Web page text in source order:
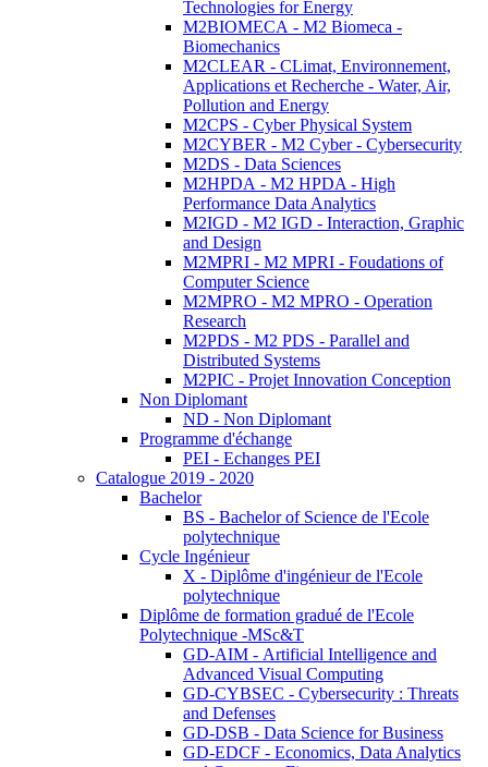
Technologies for Energy
M2BIOMECA - M2 Biomeca -
Biomechanics
M2CLEAR - CLimat, Environnement,
Applications et Recherche - Water, Air,
Pollution and Energy
M2CPS - Cyber Physical System
M2CYBER - M2 Cyber - Cybersecurity
M2DS - Data Sciences
M2HPDA - M2 HPDA - High
Performance Data Analytics
M2IGD - M2 IGD - Interaction, Graphic
and Design
M2MPRI - M2 MPRI - Foudations of
Computer Science
M2MPRO - M2 MPRO - Operation
Research
M2PDS - M2 PDS - Parallel and
Distributed Systems
M2PIC - Projet Innovation Conception
Non Diplomant
ND - Non Diplomant
Programme d'échange
PEI - Echanges PEI
Catalogue 2019 - 2020
Bachelor
BS - Bachelor of Science de l'Ecole
polytechnique
Cycle Ingénieur
X - Diplôme d'ingénieur de l'Ecole
polytechnique
Diplôme de formation gradué de l'Ecole
Polytechnique -MSc&T
GD-AIM - Artificial Intelligence and
Advanced Visual Computing
GD-CYBSEC - Cybersecurity : Threats
and Defenses
GD-DSB - Data Science for Business
GD-EDCF - Economics, Data Analytics